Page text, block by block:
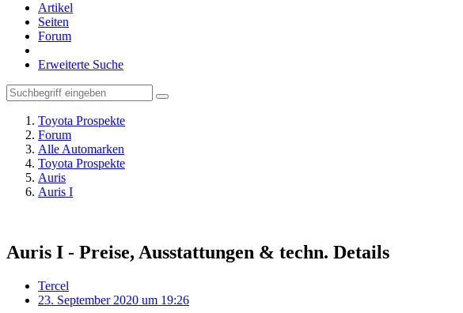
Artikel
Seiten
Forum
Erweiterte Suche
Toyota Prospekte
Forum
Alle Automarken
Toyota Prospekte
Auris
Auris I
Auris I - Preise, Ausstattungen & techn. Details
Tercel
23. September 2020 um 19:26